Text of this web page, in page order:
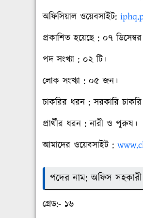
অফিসিয়াল ওয়েবসাইট:
প্রকাশিত হয়েছে : ০৭
পদ সংখ্যা : ০২ টি।
লোক সংখ্যা : ০৫ জন।
চাকরির ধরন : সরকারি
প্রার্থীর ধরন : নারী ও পুরুষ।
আমাদের ওয়েবসাইট :
পদের নাম: অফিস সহকারী
গ্রেড:- ১৬